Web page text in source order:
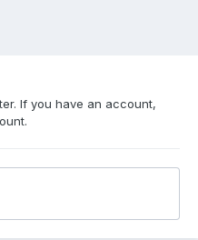
If you have an account,